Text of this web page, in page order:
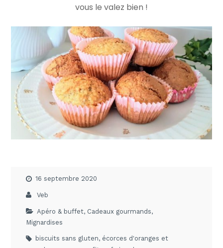
vous le valez bien !
16 septembre 2020
Veb
Apéro & buffet, Cadeaux gourmands,
Mignardises
biscuits sans gluten, écorces d'oranges et